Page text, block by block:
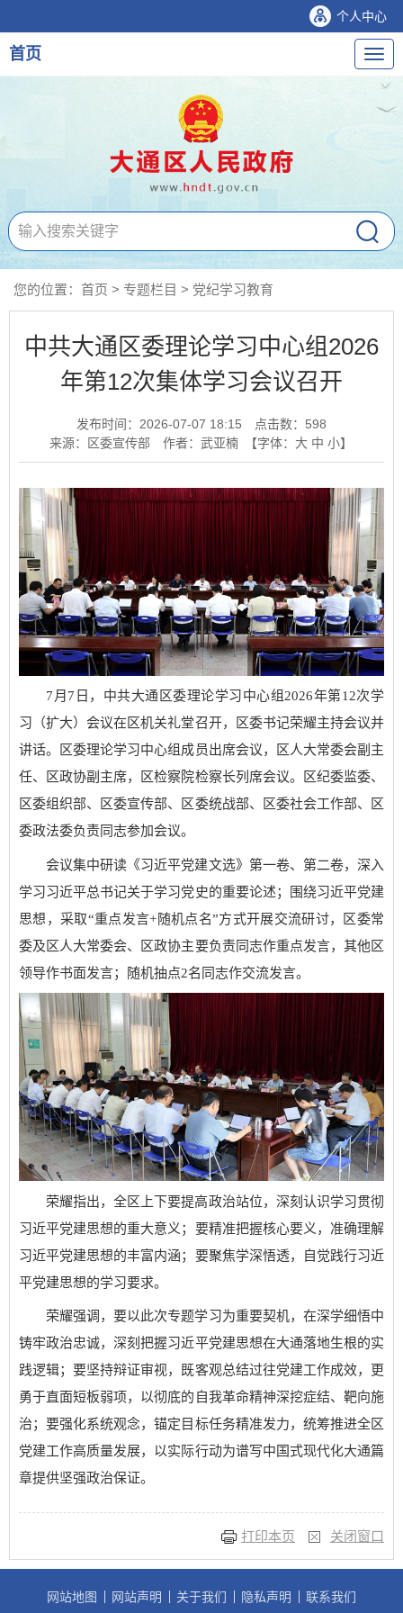
个人中心
导
航
首页
您的位置： 首页 > 专题栏目 > 党纪学习教育
中共大通区委理论学习中心组2026
年第12次集体学习会议召开
发布时间：2026-07-07 18:15 点击数： 598
来源：区委宣传部
作者：武亚楠 【字体： 大 中 小】
7月7日，中共大通区委理论学习中心组2026年第12次学
习（扩大）会议在区机关礼堂召开，区委书记荣耀主持会议并
讲话。区委理论学习中心组成员出席会议，区人大常委会副主
任、区政协副主席，区检察院检察长列席会议。区纪委监委、
区委组织部、区委宣传部、区委统战部、区委社会工作部、区
委政法委负责同志参加会议。
会议集中研读《习近平党建文选》第一卷、第二卷，深入
学习习近平总书记关于学习党史的重要论述；围绕习近平党建
思想，采取“重点发言+随机点名”方式开展交流研讨，区委常
委及区人大常委会、区政协主要负责同志作重点发言，其他区
领导作书面发言；随机抽点2名同志作交流发言。
荣耀指出，全区上下要提高政治站位，深刻认识学习贯彻
习近平党建思想的重大意义；要精准把握核心要义，准确理解
习近平党建思想的丰富内涵；要聚焦学深悟透，自觉践行习近
平党建思想的学习要求。
荣耀强调，要以此次专题学习为重要契机，在深学细悟中
铸牢政治忠诚，深刻把握习近平党建思想在大通落地生根的实
践逻辑；要坚持辩证审视，既客观总结过往党建工作成效，更
勇于直面短板弱项，以彻底的自我革命精神深挖症结、靶向施
治；要强化系统观念，锚定目标任务精准发力，统筹推进全区
党建工作高质量发展，以实际行动为谱写中国式现代化大通篇
章提供坚强政治保证。
打印本页 关闭窗口
网站地图 网站声明 关于我们 隐私声明 联系我们